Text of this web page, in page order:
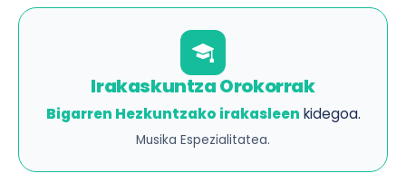
Irakaskuntza Orokorrak
Bigarren Hezkuntzako irakasleen kidegoa.
Musika Espezialitatea.